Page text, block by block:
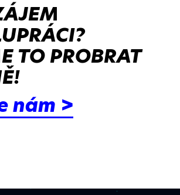
TO PROBRAT
nám >